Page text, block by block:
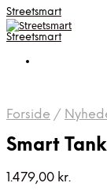
Streetsmart
Streetsmart
Forside /
Smart
1.479,00 kr.